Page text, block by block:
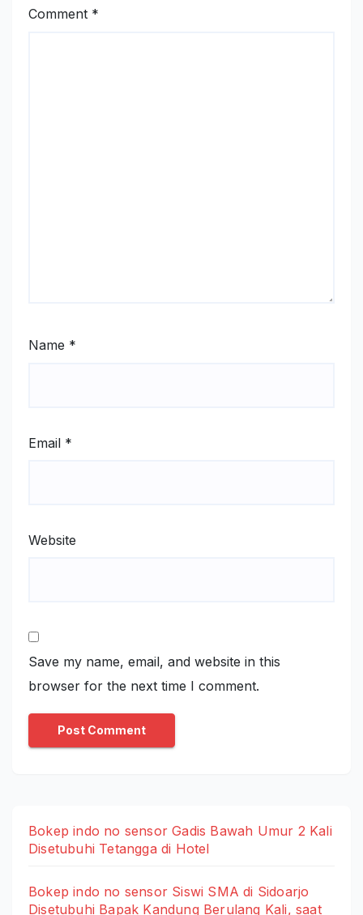
Comment *
Name *
Email *
Website
Save my name, email, and website in this
browser for the next time I comment.
Bokep indo no sensor Gadis Bawah Umur 2 Kali
Disetubuhi Tetangga di Hotel
Bokep indo no sensor Siswi SMA di Sidoarjo
Disetubuhi Bapak Kandung Berulang Kali, saat